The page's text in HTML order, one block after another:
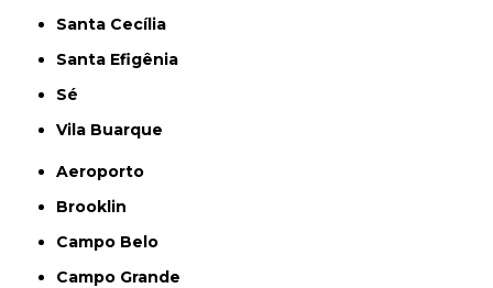
Santa Cecília
Santa Efigênia
Sé
Vila Buarque
Aeroporto
Brooklin
Campo Belo
Campo Grande